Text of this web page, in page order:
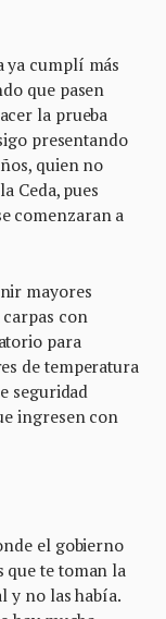
ya cumplí más
que pasen
la prueba
presentando
quien no
Ceda, pues
comenzaran a
mayores
con
para
de temperatura
seguridad
ingresen con
el gobierno
que te toman la
y no las había.